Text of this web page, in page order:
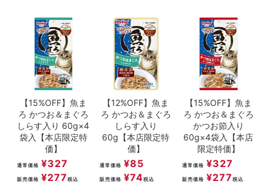
ACCOUNT MENU
ようこそ ゲスト 様
person
【15%OFF】魚ま
ろ かつお＆まぐろ
しらす入り 60g×4
袋入【本店限定特
価】
通常価格 ¥327
販売価格 ¥277 税込
【12%OFF】魚ま
ろ かつお＆まぐろ
しらす入り
60g【本店限定特
価】
通常価格 ¥85
販売価格 ¥74税込
【15%OFF】魚ま
ろ かつお＆まぐろ
かつお節入り
60g×4袋入【本店
限定特価】
通常価格 ¥327
販売価格 ¥277 税込